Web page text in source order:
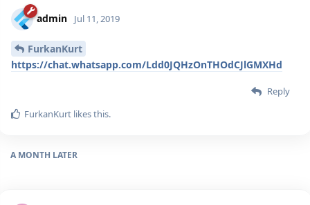
admin Jul 11, 2019
FurkanKurt
https://chat.whatsapp.com/Ldd0JQHzOnTHOdCJlGMXHd
Reply
FurkanKurt likes this.
A MONTH LATER